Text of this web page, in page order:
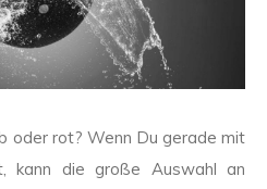
oder rot? Wenn Du gerade mit
kann die große Auswahl an